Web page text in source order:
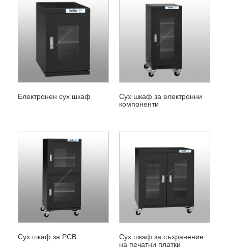
Електронен сух шкаф
Сух шкаф за електронни
компоненти
Сух шкаф за PCB
Сух шкаф за съхранение
на печатни платки